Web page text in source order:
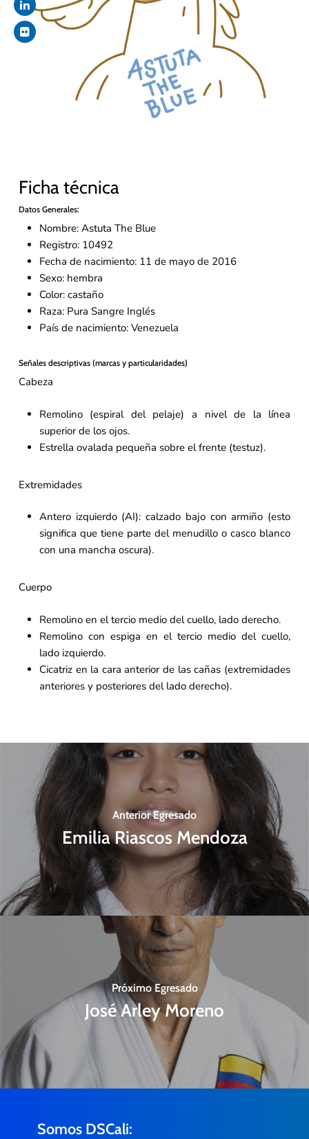
Ficha técnica
Datos Generales:
Nombre: Astuta The Blue
Registro: 10492
Fecha de nacimiento: 11 de mayo de 2016
Sexo: hembra
Color: castaño
Raza: Pura Sangre Inglés
País de nacimiento: Venezuela
Señales descriptivas (marcas y particularidades)
Cabeza
Remolino (espiral del pelaje) a nivel de la línea
superior de los ojos.
Estrella ovalada pequeña sobre el frente (testuz).
Extremidades
Antero izquierdo (AI): calzado bajo con armiño (esto
significa que tiene parte del menudillo o casco blanco
con una mancha oscura).
Cuerpo
Remolino en el tercio medio del cuello, lado derecho.
Remolino con espiga en el tercio medio del cuello,
lado izquierdo.
Cicatriz en la cara anterior de las cañas (extremidades
anteriores y posteriores del lado derecho).
Anterior Egresado
Emilia Riascos Mendoza
Próximo Egresado
José Arley Moreno
Somos DSCali: